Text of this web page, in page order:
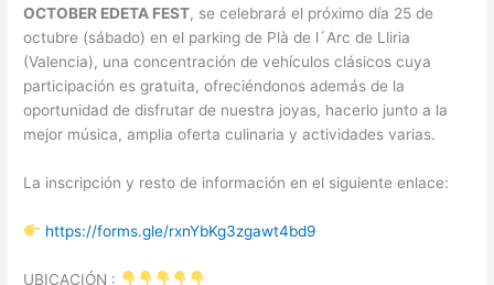
OCTOBER EDETA FEST, se celebrará el próximo día 25 de
octubre (sábado) en el parking de Plà de l´Arc de Lliria
(Valencia), una concentración de vehículos clásicos cuya
participación es gratuita, ofreciéndonos además de la
oportunidad de disfrutar de nuestra joyas, hacerlo junto a la
mejor música, amplia oferta culinaria y actividades varias.
La inscripción y resto de información en el siguiente enlace:
https://forms.gle/rxnYbKg3zgawt4bd9
UBICACIÓN :